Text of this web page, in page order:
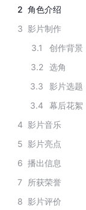
2 角色介绍
3 影片制作
3.1
创作背景
3.2
选角
3.3
影片选题
3.4
幕后花絮
4 影片音乐
5 影片亮点
6 播出信息
7
所获荣誉
8 影片评价